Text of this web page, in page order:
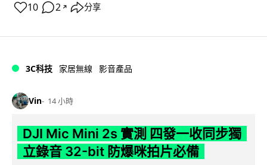
10 2 ↗ 分享
3C科技 家居無線 影音產品
Vin 14 小時
DJI Mic Mini 2s 實測 四發一收同步獨
立錄音 32-bit 防爆咪拍片必備